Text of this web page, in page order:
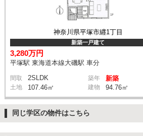
神奈川県平塚市纒1丁目
新築一戸建て
3,280万円
平塚駅 東海道本線大磯駅 車分
間取 2SLDK 築年 新築
土地 107.46㎡ 建物 94.76㎡
同じ学区の物件はこちら